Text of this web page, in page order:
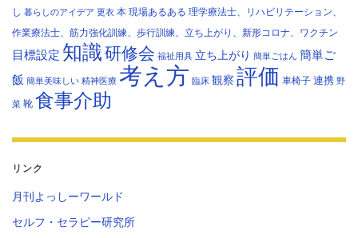
し 暮らしのアイデア 更衣 本 現場あるある 理学療法士、リハビリテーション、
作業療法士、筋力強化訓練、歩行訓練、立ち上がり、新形コロナ、ワクチン
目標設定 知識研修会 福祉用具 立ち上がり 簡単ごはん 簡単ご
飯 簡単美味しい 精神医療 考え方 臨床 観察 評価 車椅子 連携 野
菜 靴 食事介助
リンク
月刊よっしーワールド
セルフ・セラピー研究所